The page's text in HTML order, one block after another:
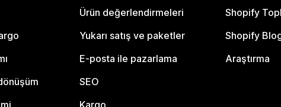
Ürün değerlendirmeleri
Yukarı satış ve paketler
E-posta ile pazarlama
SEO
Shopify
Shopify
Araştırma